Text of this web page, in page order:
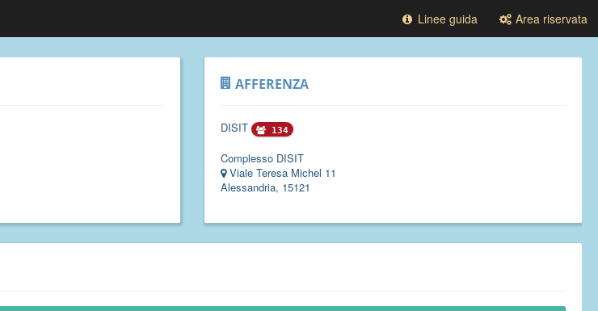
Linee guida Area riservata
AFFERENZA
DISIT 134
Complesso DISIT
Viale Teresa Michel 11
Alessandria, 15121